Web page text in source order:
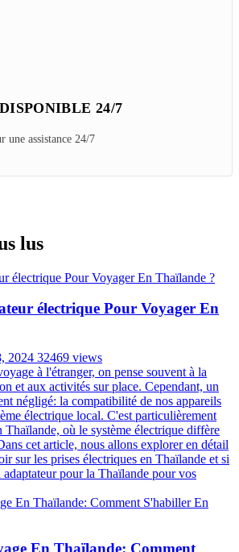
24/7
une assistance 24/7
lus
électrique Pour Voyager En
2024 32469 views
à l'étranger, on pense souvent à la
et aux activités sur place. Cependant, un
négligé: la compatibilité de nos appareils
électrique local. C'est particulièrement
où le système électrique diffère
cet article, nous allons explorer en détail
sur les prises électriques en Thaïlande et si
pour la Thaïlande pour vos
En Thaïlande: Comment